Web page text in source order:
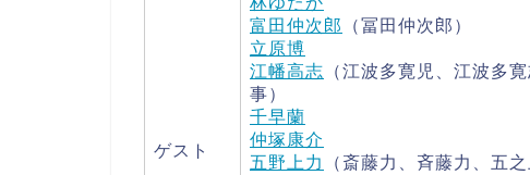
ゲスト
富田仲次郎
（冨田仲次郎）
立原博
江幡高志 （江波多寛児、江波多
事）
千早蘭
仲塚康介
五野上力
（斎藤力、斉藤力、五